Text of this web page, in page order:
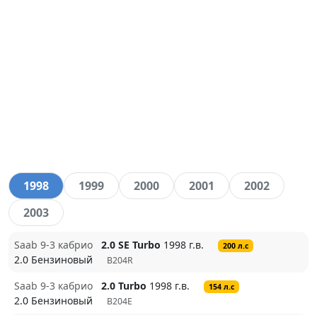
1998 1999 2000 2001
2002
2003
Saab 9-3 кабрио 2.0 SE Turbo 1998 г.в. 200 л.с
2.0 Бензиновый B204R
Saab 9-3 кабрио 2.0 Turbo 1998 г.в. 154 л.с
2.0 Бензиновый B204E